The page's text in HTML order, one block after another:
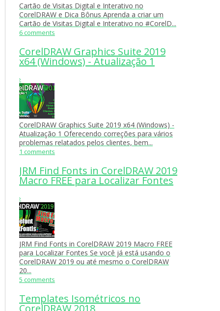
Cartão de Visitas Digital e Interativo no
CorelDRAW e Dica Bônus Aprenda a criar um
Cartão de Visitas Digital e Interativo no #CorelD...
6 comments
CorelDRAW Graphics Suite 2019
x64 (Windows) - Atualização 1
›
CorelDRAW Graphics Suite 2019 x64 (Windows) -
Atualização 1 Oferecendo correções para vários
problemas relatados pelos clientes, bem...
1 comments
JRM Find Fonts in CorelDRAW 2019
Macro FREE para Localizar Fontes
›
JRM Find Fonts in CorelDRAW 2019 Macro FREE
para Localizar Fontes Se você já está usando o
CorelDRAW 2019 ou até mesmo o CorelDRAW
20...
5 comments
Templates Isométricos no
CorelDRAW 2018